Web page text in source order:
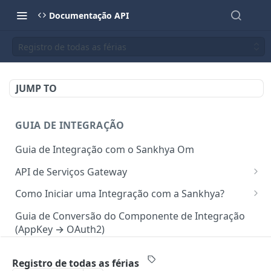
Documentação API
Registro de todas as férias
JUMP TO
GUIA DE INTEGRAÇÃO
Guia de Integração com o Sankhya Om
API de Serviços Gateway
Camada de autorização para API
Requisições via Gateway
Mapeamento de serviços
Boas Práticas para Integração
Como Iniciar uma Integração com a Sankhya?
Concedendo Acesso a Área do Desenvolvedor para
Colaboradores
Guia de Conversão do Componente de Integração
(AppKey → OAuth2)
API SANKHYA
Registro de todas as férias